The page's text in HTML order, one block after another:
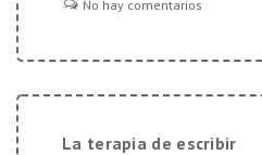
No hay comentarios
La terapia de escribir